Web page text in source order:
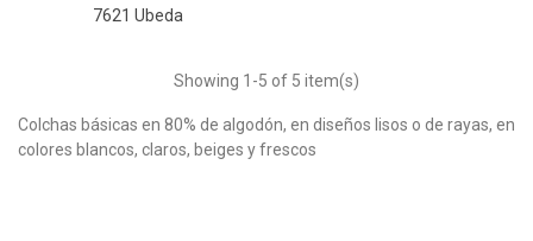
7621 Ubeda
Showing 1 -5 of 5 item(s)
Colchas básicas en 80% de algodón, en diseños lisos o de rayas, en
colores blancos, claros, beiges y frescos